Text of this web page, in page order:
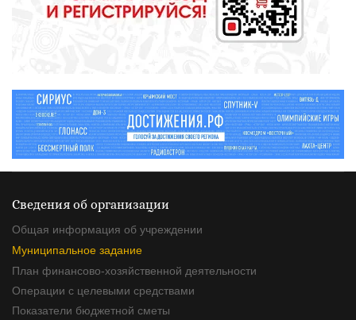
музейные квесты
Сведения об организации
Общая информация об учреждении
Муниципальное задание
План финансово-хозяйственной деятельности
Операции с целевыми средствами
Показатели бюджетной сметы